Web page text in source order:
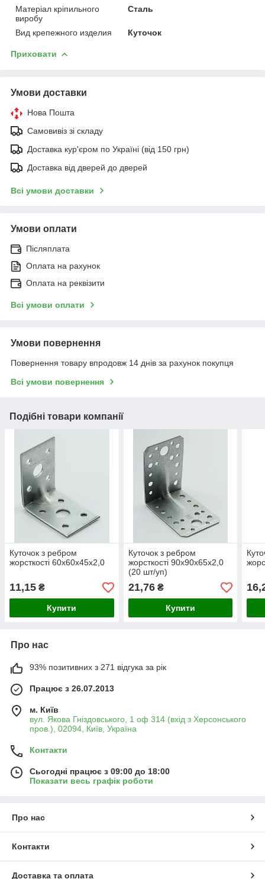
Матеріал кріпильного
виробу
Сталь
Вид крепежного изделия Куточок
Приховати
Умови доставки
Нова Пошта
Самовивіз зі складу
Доставка кур'єром по Україні (від 150 грн)
Доставка від дверей до дверей
Всі умови доставки
Умови оплати
Післяплата
Оплата на рахунок
Оплата на реквізити
Всі умови оплати
Умови повернення
Повернення товару впродовж 14 днів за рахунок покупця
Всі умови повернення
Подібні товари компанії
Куточок з ребром
жорсткості 60х60х45х2,0
11,15 ₴
Купити
Куточок з ребром
жорсткості 90х90х65х2,0
(20 шт/уп)
21,76₴
Купити
Про нас
93% позитивних з 271 відгука за рік
Працює з 26.07.2013
м. Київ
вул. Якова Гніздовського, 1 оф 314 (вхід з Херсонського
пров.), 02094, Київ, Україна
Контакти
Сьогодні працює з 09:00 до 18:00
Показати весь графік роботи
Про нас
Контакти
Доставка та оплата